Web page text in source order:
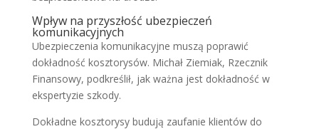
Wpływ na przyszłość ubezpieczeń
komunikacyjnych
Ubezpieczenia komunikacyjne muszą poprawić
dokładność kosztorysów. Michał Ziemiak, Rzecznik
Finansowy, podkreślił, jak ważna jest dokładność w
ekspertyzie szkody.
Dokładne kosztorysy budują zaufanie klientów do